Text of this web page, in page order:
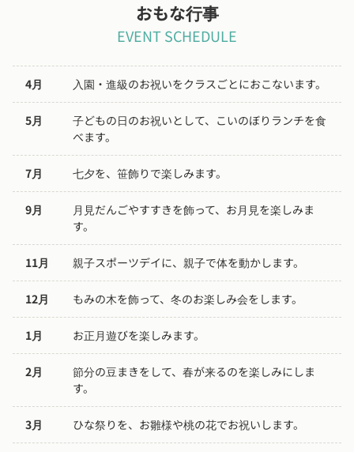
おもな行事
EVENT SCHEDULE
4月 入園・進級のお祝いをクラスごとにおこないます。
5月
子どもの日のお祝いとして、こいのぼりランチを食
べます。
7月 七夕を、笹飾りで楽しみます。
9月
月見だんごやすすきを飾って、お月見を楽しみま
す。
11月 親子スポーツデイに、親子で体を動かします。
12月 もみの木を飾って、冬のお楽しみ会をします。
1月 お正月遊びを楽しみます。
2月
節分の豆まきをして、春が来るのを楽しみにしま
す。
3月 ひな祭りを、お雛様や桃の花でお祝いします。